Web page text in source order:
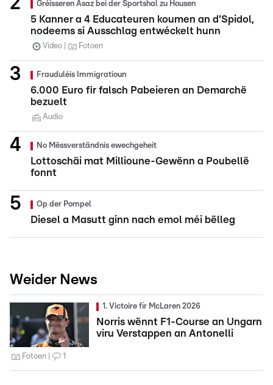
Gréisseren Asaz bei der Sportshal zu Housen
5 Kanner a 4 Educateuren koumen an d'Spidol,
nodeems si Ausschlag entwéckelt hunn
Video Fotoen
Frauduléis Immigratioun
6.000 Euro fir falsch Pabeieren an Demarchë
bezuelt
Audio
No Mëssverständnis ewechgeheit
Lottoschäi mat Millioune-Gewënn a Poubellë
fonnt
Op der Pompel
Diesel a Masutt ginn nach emol méi bëlleg
Weider News
1. Victoire fir McLaren 2026
Norris wënnt F1-Course an Ungarn
viru Verstappen an Antonelli
Fotoen 1